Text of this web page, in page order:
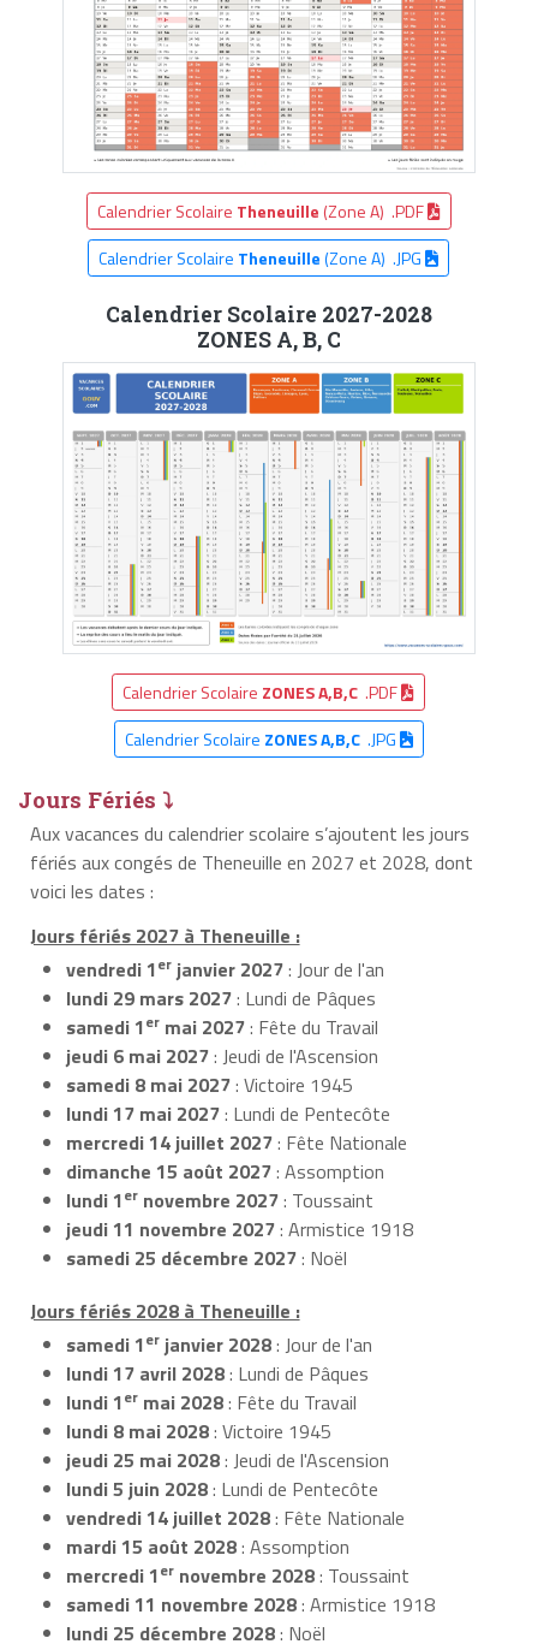
Calendrier Scolaire Theneuille (Zone A) .PDF
Calendrier Scolaire Theneuille(Zone A) .JPG
Calendrier Scolaire 2027-2028
ZONES A, B, C
Calendrier Scolaire ZONES A,B,C .PDF
Calendrier Scolaire ZONES A,B,C.JPG
Jours Fériés ⤵
Aux vacances du calendrier scolaire s’ajoutent les jours
fériés aux congés de Theneuille en 2027 et 2028, dont
voici les dates :
Jours fériés 2027 à Theneuille :
vendredi 1er janvier 2027: Jour de l'an
lundi 29 mars 2027: Lundi de Pâques
samedi 1er mai 2027: Fête du Travail
jeudi 6 mai 2027: Jeudi de l'Ascension
samedi 8 mai 2027: Victoire 1945
lundi 17 mai 2027: Lundi de Pentecôte
mercredi 14 juillet 2027: Fête Nationale
dimanche 15 août 2027: Assomption
lundi 1er novembre 2027: Toussaint
jeudi 11 novembre 2027: Armistice 1918
samedi 25 décembre 2027: Noël
Jours fériés 2028 à Theneuille :
samedi 1er janvier 2028: Jour de l'an
lundi 17 avril 2028: Lundi de Pâques
lundi 1er mai 2028: Fête du Travail
lundi 8 mai 2028: Victoire 1945
jeudi 25 mai 2028: Jeudi de l'Ascension
lundi 5 juin 2028: Lundi de Pentecôte
vendredi 14 juillet 2028: Fête Nationale
mardi 15 août 2028: Assomption
mercredi 1er novembre 2028: Toussaint
samedi 11 novembre 2028: Armistice 1918
lundi 25 décembre 2028: Noël